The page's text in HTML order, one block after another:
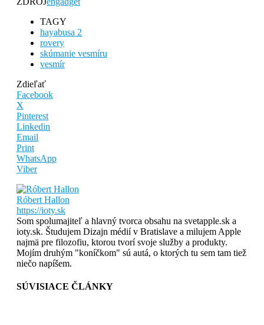
TAGY
hayabusa 2
rovery
skúmanie vesmíru
vesmír
Zdieľať
Facebook
X
Pinterest
Linkedin
Email
Print
WhatsApp
Viber
Róbert Hallon
https://ioty.sk
Som spolumajiteľ a hlavný tvorca obsahu na svetapple.sk a
ioty.sk. Študujem Dizajn médií v Bratislave a milujem Apple
najmä pre filozofiu, ktorou tvorí svoje služby a produkty.
Mojím druhým "koníčkom" sú autá, o ktorých tu sem tam tiež
niečo napíšem.
SÚVISIACE ČLÁNKY